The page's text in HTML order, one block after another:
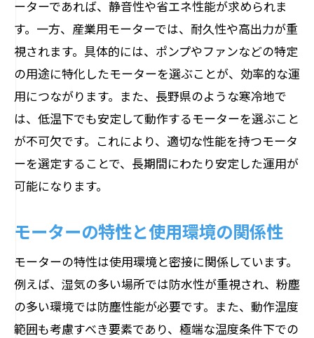
ーターであれば、静音性や省エネ性能が求められま
す。一方、産業用モーターでは、耐久性や高出力が重
視されます。具体的には、ポンプやファンなどの特定
の用途に特化したモーターを選ぶことが、効率的な運
用につながります。また、長野県のような寒冷地で
は、低温下でも安定して動作するモーターを選ぶこと
が不可欠です。これにより、適切な性能を持つモータ
ーを選定することで、長期間にわたり安定した運用が
可能になります。
モーターの特性と使用環境の関係性
モーターの特性は使用環境と密接に関係しています。
例えば、湿気の多い場所では防水性が重視され、粉塵
の多い環境では防塵性能が必要です。また、動作温度
範囲も考慮すべき要素であり、極端な温度条件下での